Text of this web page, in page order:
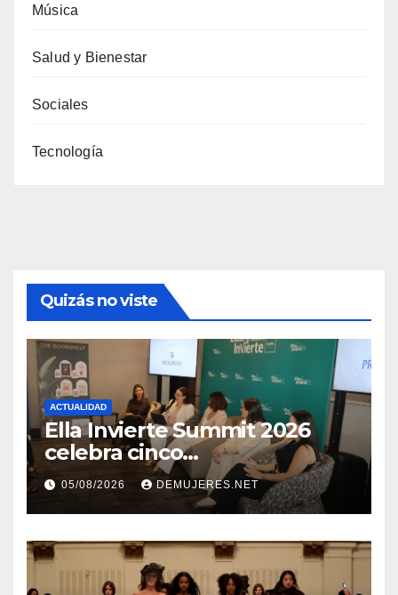
Música
Salud y Bienestar
Sociales
Tecnología
Quizás no viste
ACTUALIDAD
Ella Invierte Summit 2026
celebra cinco
añosimpulsando a las
mujeres a construir su
independencia financiera
05/08/2026 DEMUJERES.NET